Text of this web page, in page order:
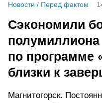
Новости / Перед фактом
Сэкономили
по программе
близки к
Магнитогорск.